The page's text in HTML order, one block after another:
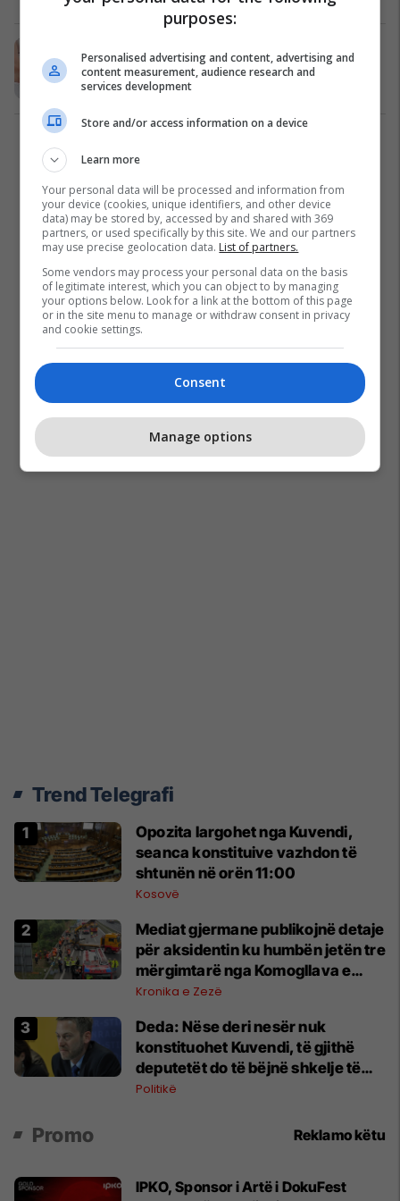
Mirëseardhje e ëmbël!
Shtatzëna
Trend Telegrafi
Opozita largohet nga Kuvendi,
seanca konstituive vazhdon të
shtunën në orën 11:00
Kosovë
Mediat gjermane publikojnë detaje
për aksidentin ku humbën jetën tre
mërgimtarë nga Komogllava e
Ferizajt
Kronika e Zezë
Deda: Nëse deri nesër nuk
konstituohet Kuvendi, të gjithë
deputetët do të bëjnë shkelje të
rëndë kushtetuese
Politikë
Promo Reklamo këtu
IPKO, Sponsor i Artë i DokuFest
purposes:
Personalised advertising and content, advertising and
content measurement, audience research and
services development
Store and/or access information on a device
Learn more
Your personal data will be processed and information from
your device (cookies, unique identifiers, and other device
data) may be stored by, accessed by and shared with 369
partners, or used specifically by this site. We and our partners
may use precise geolocation data. List of partners.
Some vendors may process your personal data on the basis
of legitimate interest, which you can object to by managing
your options below. Look for a link at the bottom of this page
or in the site menu to manage or withdraw consent in privacy
and cookie settings.
Consent
Manage options